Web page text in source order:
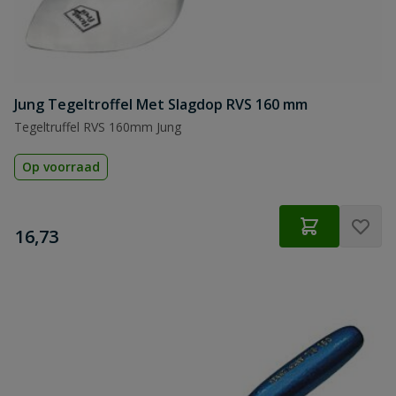
Jung Tegeltroffel Met Slagdop RVS 160 mm
Tegeltruffel RVS 160mm Jung
Op voorraad
€
16,73